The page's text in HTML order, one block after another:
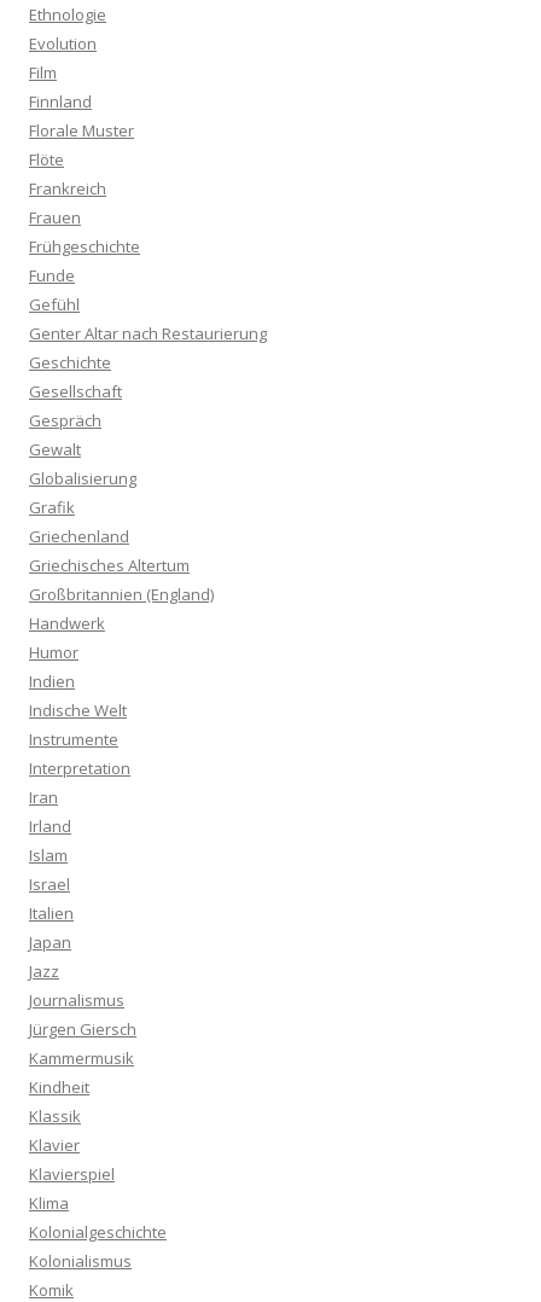
Ethnologie
Evolution
Film
Finnland
Florale Muster
Flöte
Frankreich
Frauen
Frühgeschichte
Funde
Gefühl
Genter Altar nach Restaurierung
Geschichte
Gesellschaft
Gespräch
Gewalt
Globalisierung
Grafik
Griechenland
Griechisches Altertum
Großbritannien (England)
Handwerk
Humor
Indien
Indische Welt
Instrumente
Interpretation
Iran
Irland
Islam
Israel
Italien
Japan
Jazz
Journalismus
Jürgen Giersch
Kammermusik
Kindheit
Klassik
Klavier
Klavierspiel
Klima
Kolonialgeschichte
Kolonialismus
Komik